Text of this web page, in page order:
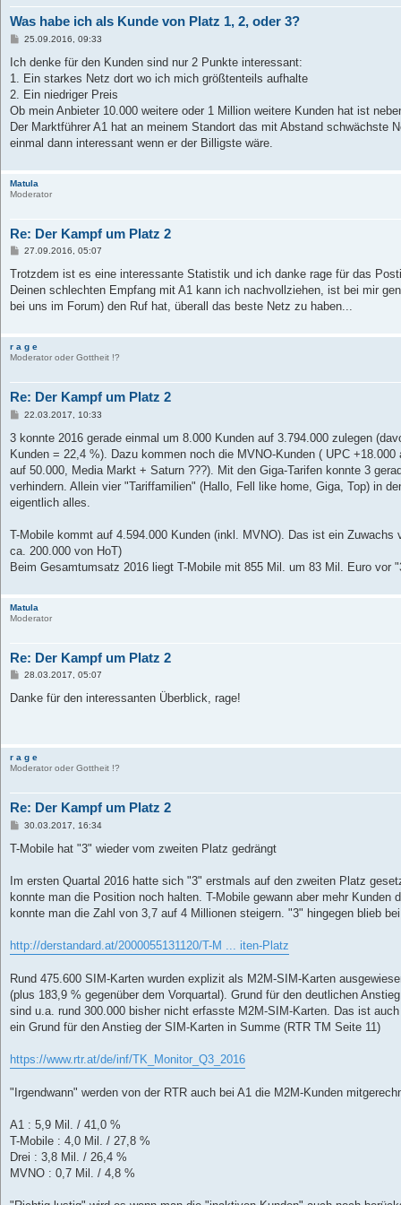
Was habe ich als Kunde von Platz 1, 2, oder 3?
B
i
a
25.09.2016, 09:33
Ich denke für den Kunden sind nur 2 Punkte interessant:
1. Ein starkes Netz dort wo ich mich größtenteils aufhalte
2. Ein niedriger Preis
Ob mein Anbieter 10.000 weitere oder 1 Million weitere Kunden hat ist
Der Marktführer A1 hat an meinem Standort das mit Abstand schwächste
einmal dann interessant wenn er der Billigste wäre.
Matula
Moderator
Re: Der Kampf um Platz 2
B
i
r
a
27.09.2016, 05:07
Trotzdem ist es eine interessante Statistik und ich danke rage für das
Deinen schlechten Empfang mit A1 kann ich nachvollziehen, ist bei mir
bei uns im Forum) den Ruf hat, überall das beste Netz zu haben...
r a g e
Moderator oder Gottheit !?
Re: Der Kampf um Platz 2
B
i
r
a
22.03.2017, 10:33
3 konnte 2016 gerade einmal um 8.000 Kunden auf 3.794.000 zulegen
Kunden = 22,4 %). Dazu kommen noch die MVNO-Kunden ( UPC
auf 50.000, Media Markt + Saturn ???). Mit den Giga-Tarifen konnte 3
verhindern. Allein vier "Tariffamilien" (Hallo, Fell like home, Giga, Top) in
eigentlich alles.
T-Mobile kommt auf 4.594.000 Kunden (inkl. MVNO). Das ist ein Zuwachs
ca. 200.000 von HoT)
Beim Gesamtumsatz 2016 liegt T-Mobile mit 855 Mil. um 83 Mil. Euro vor
Matula
Moderator
Re: Der Kampf um Platz 2
B
i
28.03.2017, 05:07
Danke für den interessanten Überblick, rage!
r a g e
Moderator oder Gottheit !?
Re: Der Kampf um Platz 2
B
i
a
30.03.2017, 16:34
T-Mobile hat "3" wieder vom zweiten Platz gedrängt
Im ersten Quartal 2016 hatte sich "3" erstmals auf den zweiten Platz
konnte man die Position noch halten. T-Mobile gewann aber mehr Kunden
konnte man die Zahl von 3,7 auf 4 Millionen steigern. "3" hingegen blieb
http://derstandard.at/2000055131120/T-M ... iten-Platz
Rund 475.600 SIM-Karten wurden explizit als M2M-SIM-Karten
(plus 183,9 % gegenüber dem Vorquartal). Grund für den deutlichen Anstieg
sind u.a. rund 300.000 bisher nicht erfasste M2M-SIM-Karten. Das ist auch
ein Grund für den Anstieg der SIM-Karten in Summe (RTR TM Seite 11)
https://www.rtr.at/de/inf/TK_Monitor_Q3_2016
"Irgendwann" werden von der RTR auch bei A1 die M2M-Kunden
A1 : 5,9 Mil. / 41,0 %
T-Mobile : 4,0 Mil. / 27,8 %
Drei : 3,8 Mil. / 26,4 %
MVNO : 0,7 Mil. / 4,8 %